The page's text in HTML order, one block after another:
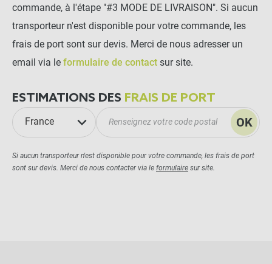
commande, à l'étape "#3 MODE DE LIVRAISON". Si aucun
transporteur n'est disponible pour votre commande, les
frais de port sont sur devis. Merci de nous adresser un
email via le formulaire de contact sur site.
ESTIMATIONS DES FRAIS DE PORT
France OK
Si aucun transporteur n'est disponible pour votre commande, les frais de port
sont sur devis. Merci de nous contacter via le formulaire sur site.